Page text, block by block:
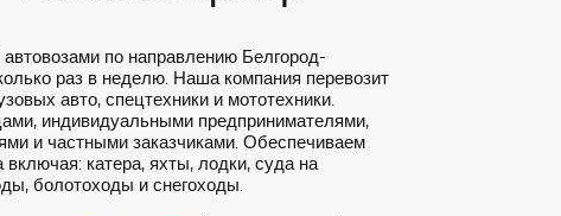
по направлению Белгород-
раз в неделю. Наша компания перевозит
авто, спецтехники и мототехники.
индивидуальными предпринимателями,
и частными заказчиками. Обеспечиваем
катера, яхты, лодки, суда на
болотоходы и снегоходы.